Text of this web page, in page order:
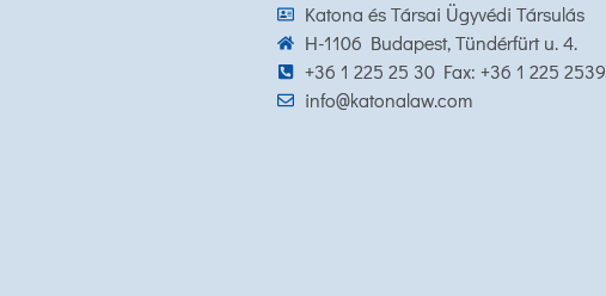
Katona és Társai Ügyvédi Társulás
H-1106 Budapest, Tündérfürt u. 4.
+36 1 225 25 30 Fax: +36 1 225 2539
info@katonalaw.com